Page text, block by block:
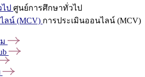
ป ศูนย์การศึกษาทั่วไป
ลน์ (MCV) การประเมินออนไลน์ (MCV)